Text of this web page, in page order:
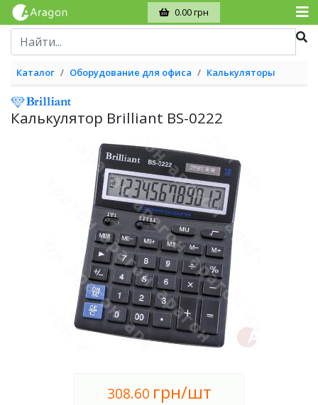
0.00 грн
Каталог Оборудование для офиса Калькуляторы
Калькулятор Brilliant BS-0222
308.60 грн/шт